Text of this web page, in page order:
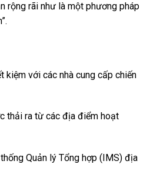
rộng rãi như là một phương pháp
kiệm với các nhà cung cấp chiến
thải ra từ các địa điểm hoạt
Quản lý Tổng hợp (IMS) địa